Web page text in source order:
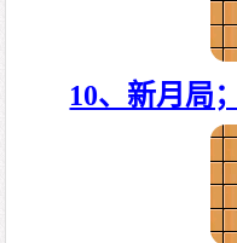
10、新月局；